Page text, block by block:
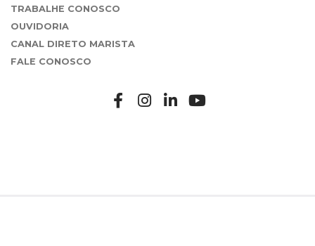
TRABALHE CONOSCO
OUVIDORIA
CANAL DIRETO MARISTA
FALE CONOSCO